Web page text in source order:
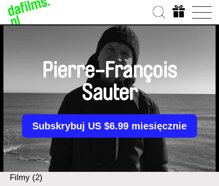
Pierre-François
Sauter
Subskrybuj US $6.99 miesięcznie
Filmy (2)